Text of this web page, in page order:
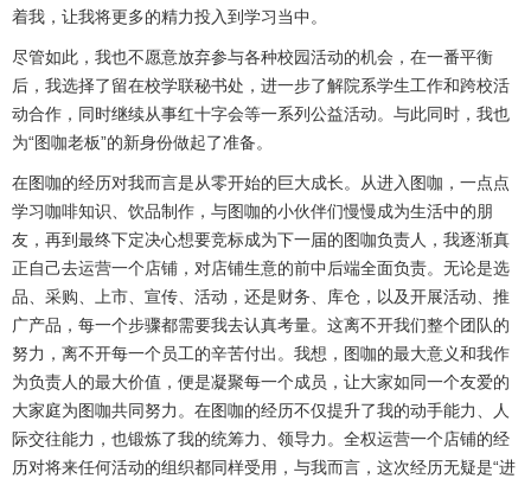
着我，让我将更多的精力投入到学习当中。
尽管如此，我也不愿意放弃参与各种校园活动的机会，在一番平衡
后，我选择了留在校学联秘书处，进一步了解院系学生工作和跨校活
动合作，同时继续从事红十字会等一系列公益活动。与此同时，我也
为“图咖老板”的新身份做起了准备。
在图咖的经历对我而言是从零开始的巨大成长。从进入图咖，一点点
学习咖啡知识、饮品制作，与图咖的小伙伴们慢慢成为生活中的朋
友，再到最终下定决心想要竞标成为下一届的图咖负责人，我逐渐真
正自己去运营一个店铺，对店铺生意的前中后端全面负责。无论是选
品、采购、上市、宣传、活动，还是财务、库仓，以及开展活动、推
广产品，每一个步骤都需要我去认真考量。这离不开我们整个团队的
努力，离不开每一个员工的辛苦付出。我想，图咖的最大意义和我作
为负责人的最大价值，便是凝聚每一个成员，让大家如同一个友爱的
大家庭为图咖共同努力。在图咖的经历不仅提升了我的动手能力、人
际交往能力，也锻炼了我的统筹力、领导力。全权运营一个店铺的经
历对将来任何活动的组织都同样受用，与我而言，这次经历无疑是“进